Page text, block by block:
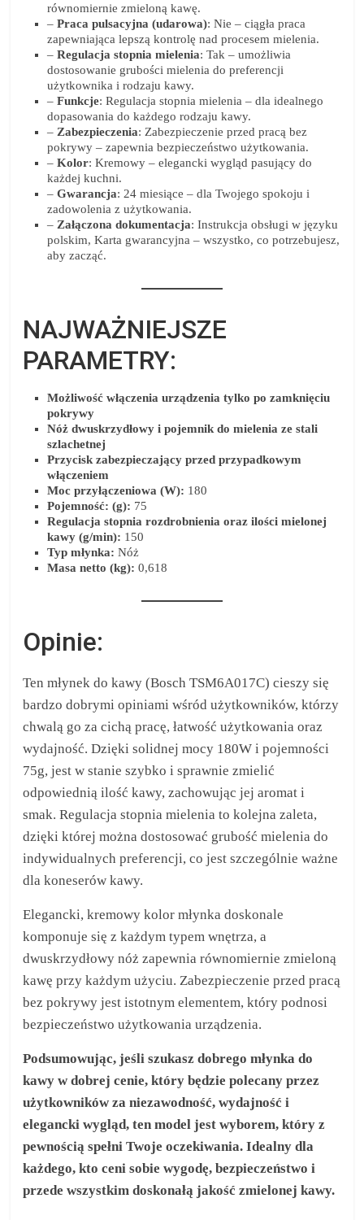
równomiernie zmieloną kawę.
–Praca pulsacyjna (udarowa): Nie – ciągła praca
zapewniająca lepszą kontrolę nad procesem mielenia.
–Regulacja stopnia mielenia: Tak – umożliwia
dostosowanie grubości mielenia do preferencji
użytkownika i rodzaju kawy.
–Funkcje: Regulacja stopnia mielenia – dla idealnego
dopasowania do każdego rodzaju kawy.
– Zabezpieczenia: Zabezpieczenie przed pracą bez
pokrywy – zapewnia bezpieczeństwo użytkowania.
–Kolor: Kremowy – elegancki wygląd pasujący do
każdej kuchni.
–Gwarancja: 24 miesiące – dla Twojego spokoju i
zadowolenia z użytkowania.
– Załączona dokumentacja: Instrukcja obsługi w języku
polskim, Karta gwarancyjna – wszystko, co potrzebujesz,
aby zacząć.
NAJWAŻNIEJSZE
PARAMETRY:
Możliwość włączenia urządzenia tylko po zamknięciu
pokrywy
Nóż dwuskrzydłowy i pojemnik do mielenia ze stali
szlachetnej
Przycisk zabezpieczający przed przypadkowym
włączeniem
Moc przyłączeniowa (W): 180
Pojemność: (g): 75
Regulacja stopnia rozdrobnienia oraz ilości mielonej
kawy (g/min): 150
Typ młynka: Nóż
Masa netto (kg): 0,618
Opinie:
Ten młynek do kawy (Bosch TSM6A017C) cieszy się
bardzo dobrymi opiniami wśród użytkowników, którzy
chwalą go za cichą pracę, łatwość użytkowania oraz
wydajność. Dzięki solidnej mocy 180W i pojemności
75g, jest w stanie szybko i sprawnie zmielić
odpowiednią ilość kawy, zachowując jej aromat i
smak. Regulacja stopnia mielenia to kolejna zaleta,
dzięki której można dostosować grubość mielenia do
indywidualnych preferencji, co jest szczególnie ważne
dla koneserów kawy.
Elegancki, kremowy kolor młynka doskonale
komponuje się z każdym typem wnętrza, a
dwuskrzydłowy nóż zapewnia równomiernie zmieloną
kawę przy każdym użyciu. Zabezpieczenie przed pracą
bez pokrywy jest istotnym elementem, który podnosi
bezpieczeństwo użytkowania urządzenia.
Podsumowując, jeśli szukasz dobrego młynka do
kawy w dobrej cenie, który będzie polecany przez
użytkowników za niezawodność, wydajność i
elegancki wygląd, ten model jest wyborem, który z
pewnością spełni Twoje oczekiwania. Idealny dla
każdego, kto ceni sobie wygodę, bezpieczeństwo i
przede wszystkim doskonałą jakość zmielonej kawy.